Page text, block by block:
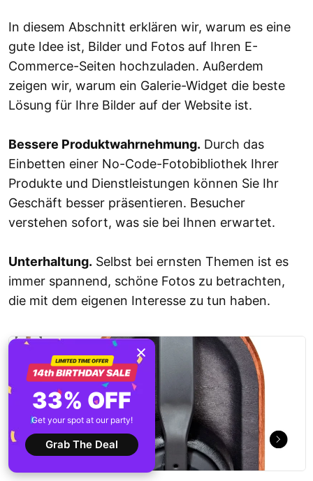
In diesem Abschnitt erklären wir, warum es eine
gute Idee ist, Bilder und Fotos auf Ihren E-
Commerce-Seiten hochzuladen. Außerdem
zeigen wir, warum ein Galerie-Widget die beste
Lösung für Ihre Bilder auf der Website ist.
Bessere Produktwahrnehmung. Durch das
Einbetten einer No-Code-Fotobibliothek Ihrer
Produkte und Dienstleistungen können Sie Ihr
Geschäft besser präsentieren. Besucher
verstehen sofort, was sie bei Ihnen erwartet.
Unterhaltung. Selbst bei ernsten Themen ist es
immer spannend, schöne Fotos zu betrachten,
die mit dem eigenen Interesse zu tun haben.
33% OFF
Get your spot at our party!
Grab The Deal